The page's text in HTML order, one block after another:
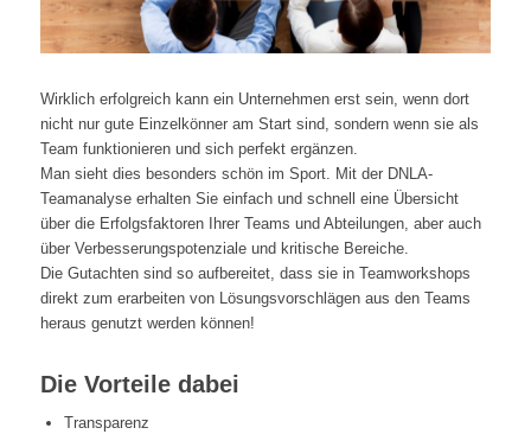
Wirklich erfolgreich kann ein Unternehmen erst sein, wenn dort
nicht nur gute Einzelkönner am Start sind, sondern wenn sie als
Team funktionieren und sich perfekt ergänzen.
Man sieht dies besonders schön im Sport. Mit der DNLA-
Teamanalyse erhalten Sie einfach und schnell eine Übersicht
über die Erfolgsfaktoren Ihrer Teams und Abteilungen, aber auch
über Verbesserungspotenziale und kritische Bereiche.
Die Gutachten sind so aufbereitet, dass sie in Teamworkshops
direkt zum erarbeiten von Lösungsvorschlägen aus den Teams
heraus genutzt werden können!
Die Vorteile dabei
Transparenz